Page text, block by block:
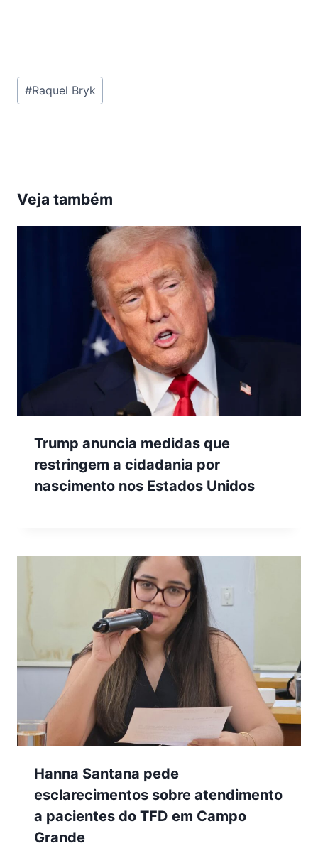
Tags
do
#Raquel Bryk
Veja também
Trump anuncia medidas que
restringem a cidadania por
nascimento nos Estados Unidos
Hanna Santana pede
esclarecimentos sobre atendimento
a pacientes do TFD em Campo
Grande